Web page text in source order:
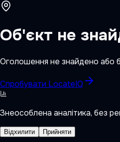
Об'єкт не
Оголошення не знайдено або
Спробувати LocateIQ
Знеособлена аналітика, без
Відхилити Прийняти